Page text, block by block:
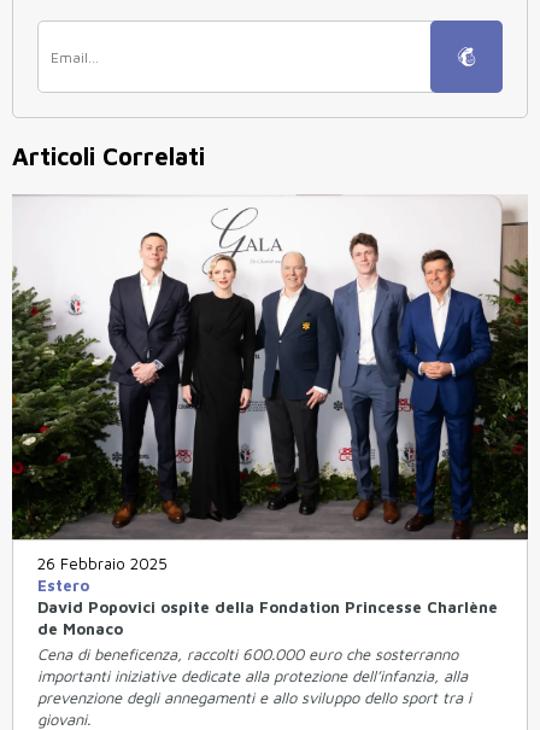
Articoli Correlati
26 Febbraio 2025
Estero
David Popovici ospite della Fondation Princesse Charlène
de Monaco
Cena di beneficenza, raccolti 600.000 euro che sosterranno
importanti iniziative dedicate alla protezione dell’infanzia, alla
prevenzione degli annegamenti e allo sviluppo dello sport tra i
giovani.